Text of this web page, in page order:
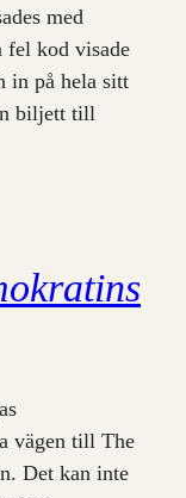
med
fel kod visade
in på hela sitt
biljett till
vägen till The
Det kan inte